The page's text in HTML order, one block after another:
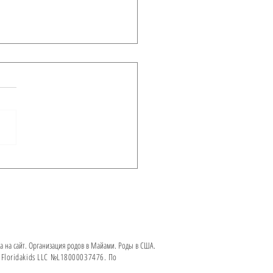
на сайт. Организация родов в Майами. Роды в США.
LLC №L18000037476. По